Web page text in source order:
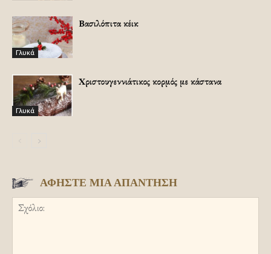
Γλυκά
Βασιλόπιτα κέικ
Γλυκά
Χριστουγεννιάτικος κορμός με κάστανα
ΑΦΗΣΤΕ ΜΙΑ ΑΠΑΝΤΗΣΗ